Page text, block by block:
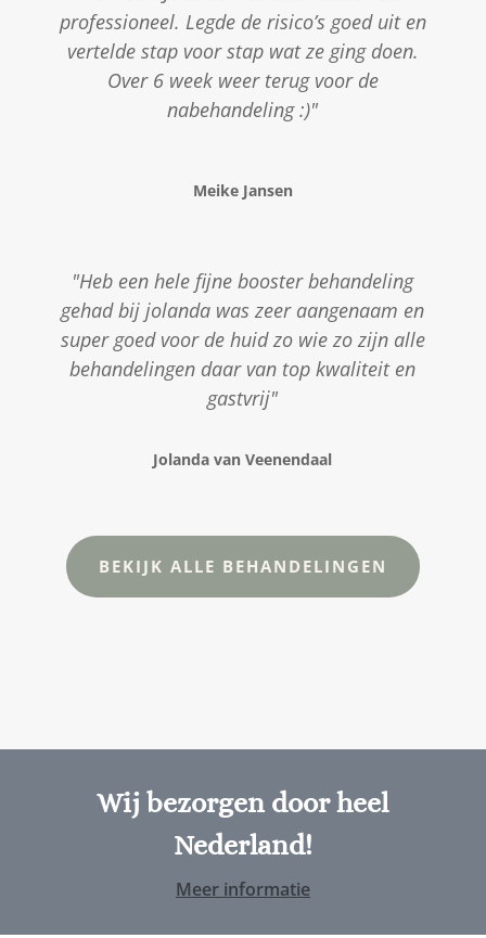
professioneel. Legde de risico’s goed uit en
vertelde stap voor stap wat ze ging doen.
Over 6 week weer terug voor de
nabehandeling :)"
Meike Jansen
"Heb een hele fijne booster behandeling
gehad bij jolanda was zeer aangenaam en
super goed voor de huid zo wie zo zijn alle
behandelingen daar van top kwaliteit en
gastvrij"
Jolanda van Veenendaal
BEKIJK ALLE BEHANDELINGEN
Wij bezorgen door heel
Nederland!
Meer informatie